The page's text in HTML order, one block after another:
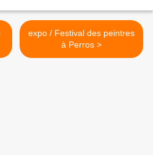
expo / Festival des peintres
à Perros >